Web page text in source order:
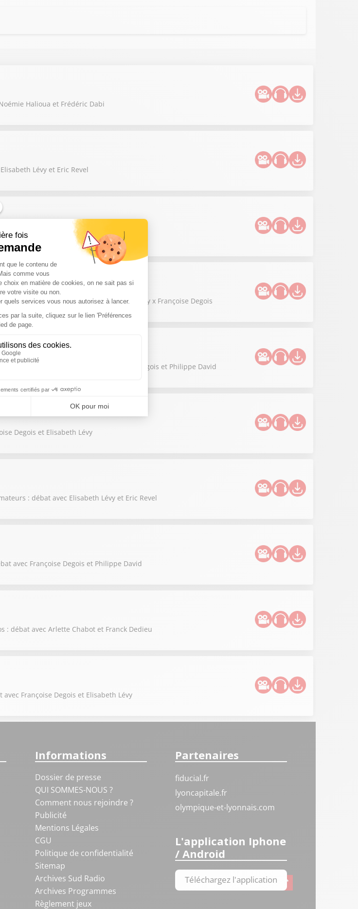
Halioua et Frédéric Dabi
Lévy et Eric Revel
et Eric Revel
des socialistes : débat Elisabeth Lévy x Françoise Degois
candidats ? Débat avec Françoise Degois et Philippe David
Degois et Elisabeth Lévy
: débat avec Elisabeth Lévy et Eric Revel
avec Françoise Degois et Philippe David
: débat avec Arlette Chabot et Franck Dedieu
Françoise Degois et Elisabeth Lévy
Informations
Dossier de presse
QUI SOMMES-NOUS ?
Comment nous rejoindre ?
Publicité
Mentions Légales
CGU
Politique de confidentialité
Sitemap
Archives Sud Radio
Archives Programmes
Règlement jeux
Partenaires
fiducial.fr
lyoncapitale.fr
olympique-et-lyonnais.com
L'application Iphone
/ Android
Téléchargez l'application